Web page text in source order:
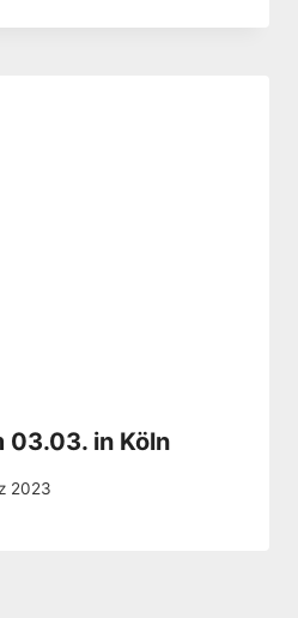
03.03. in Köln
2023